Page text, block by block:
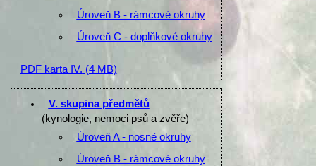
Úroveň B - rámcové okruhy
Úroveň C - doplňkové okruhy
PDF karta IV. (4 MB)
V. skupina předmětů
(kynologie, nemoci psů a zvěře)
Úroveň A - nosné okruhy
Úroveň B - rámcové okruhy